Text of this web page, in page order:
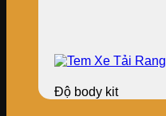
Độ body kit